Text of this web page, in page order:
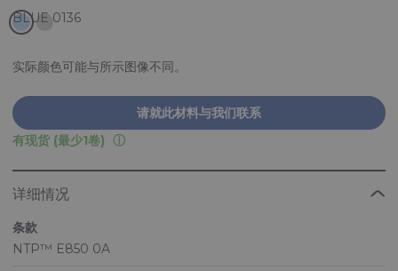
实际颜色可能与所示图像不同。
请就此材料与我们联系
有现货 (最少1卷)
详细情况
条款
NTP™ E850 0A